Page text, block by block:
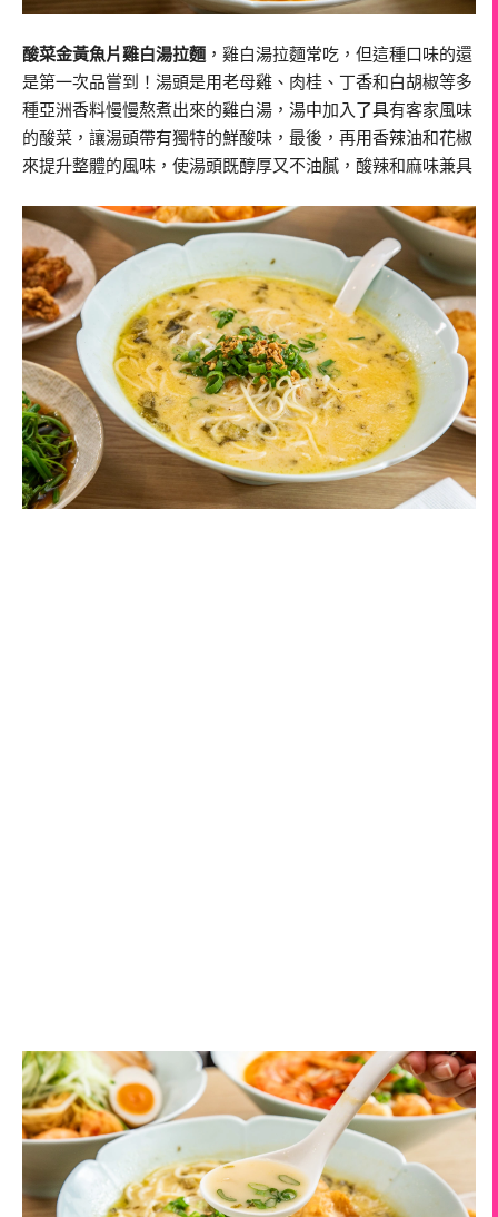
酸菜金黃魚片雞白湯拉麵 ，雞白湯拉麵常吃，但這種口味的還
是第一次品嘗到！湯頭是用老母雞、肉桂、丁香和白胡椒等多
種亞洲香料慢慢熬煮出來的雞白湯，湯中加入了具有客家風味
的酸菜，讓湯頭帶有獨特的鮮酸味，最後，再用香辣油和花椒
來提升整體的風味，使湯頭既醇厚又不油膩，酸辣和麻味兼具